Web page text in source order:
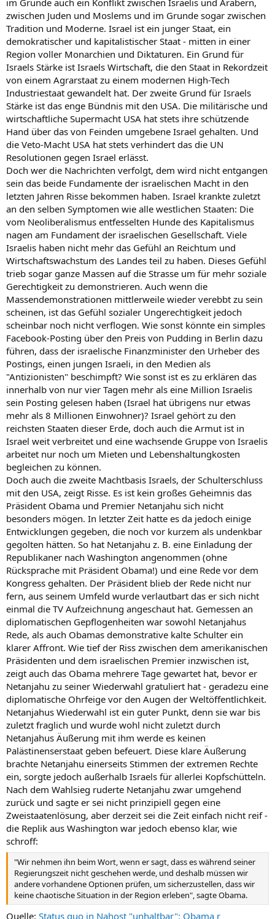
zwischen Juden und Moslems und im Grunde sogar zwischen
Tradition und Moderne. Israel ist ein junger Staat, ein
demokratischer und kapitalistischer Staat - mitten in einer
Region voller Monarchien und Diktaturen. Ein Grund für
Israels Stärke ist Israels Wirtschaft, die den Staat in Rekordzeit
von einem Agrarstaat zu einem modernen High-Tech
Industriestaat gewandelt hat. Der zweite Grund für Israels
Stärke ist das enge Bündnis mit den USA. Die militärische und
wirtschaftliche Supermacht USA hat stets ihre schützende
Hand über das von Feinden umgebene Israel gehalten. Und
die Veto-Macht USA hat stets verhindert das die UN
Resolutionen gegen Israel erlässt.
Doch wer die Nachrichten verfolgt, dem wird nicht entgangen
sein das beide Fundamente der israelischen Macht in den
letzten Jahren Risse bekommen haben. Israel krankte zuletzt
an den selben Symptomen wie alle westlichen Staaten: Die
vom Neoliberalismus entfesselten Hunde des Kapitalismus
nagen am Fundament der israelischen Gesellschaft. Viele
Israelis haben nicht mehr das Gefühl an Reichtum und
Wirtschaftswachstum des Landes teil zu haben. Dieses Gefühl
trieb sogar ganze Massen auf die Strasse um für mehr soziale
Gerechtigkeit zu demonstrieren. Auch wenn die
Massendemonstrationen mittlerweile wieder verebbt zu sein
scheinen, ist das Gefühl sozialer Ungerechtigkeit jedoch
scheinbar noch nicht verflogen. Wie sonst könnte ein simples
Facebook-Posting über den Preis von Pudding in Berlin dazu
führen, dass der israelische Finanzminister den Urheber des
Postings, einen jungen Israeli, in den Medien als
"Antizionisten" beschimpft? Wie sonst ist es zu erklären das
innerhalb von nur vier Tagen mehr als eine Million Israelis
sein Posting gelesen haben (Israel hat übrigens nur etwas
mehr als 8 Millionen Einwohner)? Israel gehört zu den
reichsten Staaten dieser Erde, doch auch die Armut ist in
Israel weit verbreitet und eine wachsende Gruppe von Israelis
arbeitet nur noch um Mieten und Lebenshaltungkosten
begleichen zu können.
Doch auch die zweite Machtbasis Israels, der Schulterschluss
mit den USA, zeigt Risse. Es ist kein großes Geheimnis das
Präsident Obama und Premier Netanjahu sich nicht
besonders mögen. In letzter Zeit hatte es da jedoch einige
Entwicklungen gegeben, die noch vor kurzem als undenkbar
gegolten hätten. So hat Netanjahu z. B. eine Einladung der
Republikaner nach Washington angenommen (ohne
Rücksprache mit Präsident Obama!) und eine Rede vor dem
Kongress gehalten. Der Präsident blieb der Rede nicht nur
fern, aus seinem Umfeld wurde verlautbart das er sich nicht
einmal die TV Aufzeichnung angeschaut hat. Gemessen an
diplomatischen Gepflogenheiten war sowohl Netanjahus
Rede, als auch Obamas demonstrative kalte Schulter ein
klarer Affront. Wie tief der Riss zwischen dem amerikanischen
Präsidenten und dem israelischen Premier inzwischen ist,
zeigt auch das Obama mehrere Tage gewartet hat, bevor er
Netanjahu zu seiner Wiederwahl gratuliert hat - geradezu eine
diplomatische Ohrfeige vor den Augen der Weltöffentlichkeit.
Netanjahus Wiederwahl ist ein guter Punkt, denn sie war bis
zuletzt fraglich und wurde wohl nicht zuletzt durch
Netanjahus Äußerung mit ihm werde es keinen
Palästinenserstaat geben befeuert. Diese klare Äußerung
brachte Netanjahu einerseits Stimmen der extremen Rechte
ein, sorgte jedoch außerhalb Israels für allerlei Kopfschütteln.
Nach dem Wahlsieg ruderte Netanjahu zwar umgehend
zurück und sagte er sei nicht prinzipiell gegen eine
Zweistaatenlösung, aber derzeit sei die Zeit einfach nicht reif -
die Replik aus Washington war jedoch ebenso klar, wie
schroff:
"Wir nehmen ihn beim Wort, wenn er sagt, dass es während seiner
Regierungszeit nicht geschehen werde, und deshalb müssen wir
andere vorhandene Optionen prüfen, um sicherzustellen, dass wir
keine chaotische Situation in der Region erleben", sagte Obama.
Quelle: Status quo in Nahost "unhaltbar": Obama r